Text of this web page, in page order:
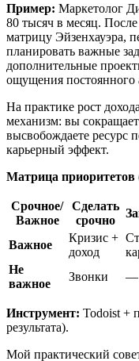
Пример: Маркетолог
80 тысяч в месяц.
матрицу Эйзенхауэра,
планировать важные
дополнительные
ощущения постоянного
На практике рост
механизм: вы
высвобождаете ресурс
карьерный эффект.
Матрица приоритетов
Срочное/
Важное
Сделать
срочно
Важное
Кризис +
доход
Не
важное
Звонки —
Инструмент: Todoist +
результата).
Мой практический